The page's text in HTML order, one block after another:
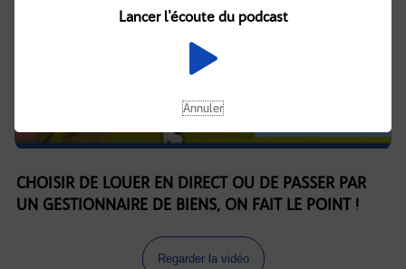
CHOISIR DE LOUER EN DIRECT OU DE PASSER PAR
UN GESTIONNAIRE DE BIENS, ON FAIT LE POINT !
Regarder la vidéo
Lancer l'écoute du podcast
Annuler